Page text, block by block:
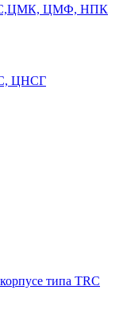
LC,ЦМК, ЦМФ, НПК
ЦНСГ
типа TRC